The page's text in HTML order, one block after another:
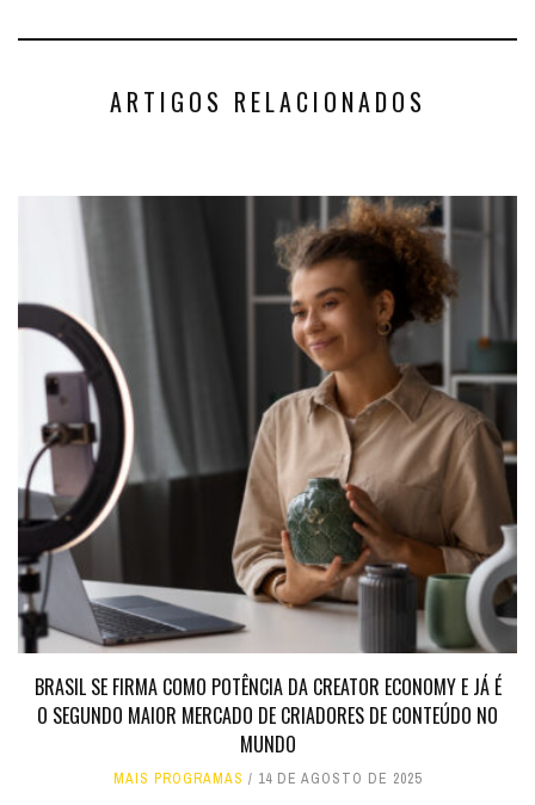
ARTIGOS RELACIONADOS
BRASIL SE FIRMA COMO POTÊNCIA DA CREATOR ECONOMY E JÁ É
O SEGUNDO MAIOR MERCADO DE CRIADORES DE CONTEÚDO NO
MUNDO
MAIS PROGRAMAS 14 DE AGOSTO DE 2025